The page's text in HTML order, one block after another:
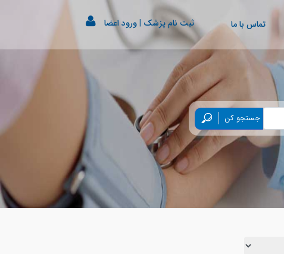
تماس با ما ثبت نام پزشک |ورود اعضا
جستجو کن